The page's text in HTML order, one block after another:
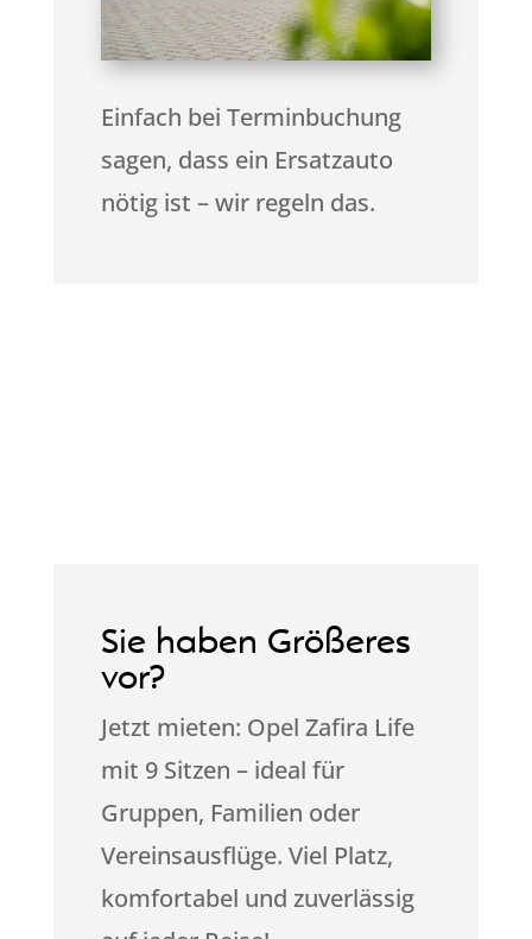
Einfach bei Terminbuchung
sagen, dass ein Ersatzauto
nötig ist – wir regeln das.
Sie haben Größeres
vor?
Jetzt mieten: Opel Zafira Life
mit 9 Sitzen – ideal für
Gruppen, Familien oder
Vereinsausflüge. Viel Platz,
komfortabel und zuverlässig